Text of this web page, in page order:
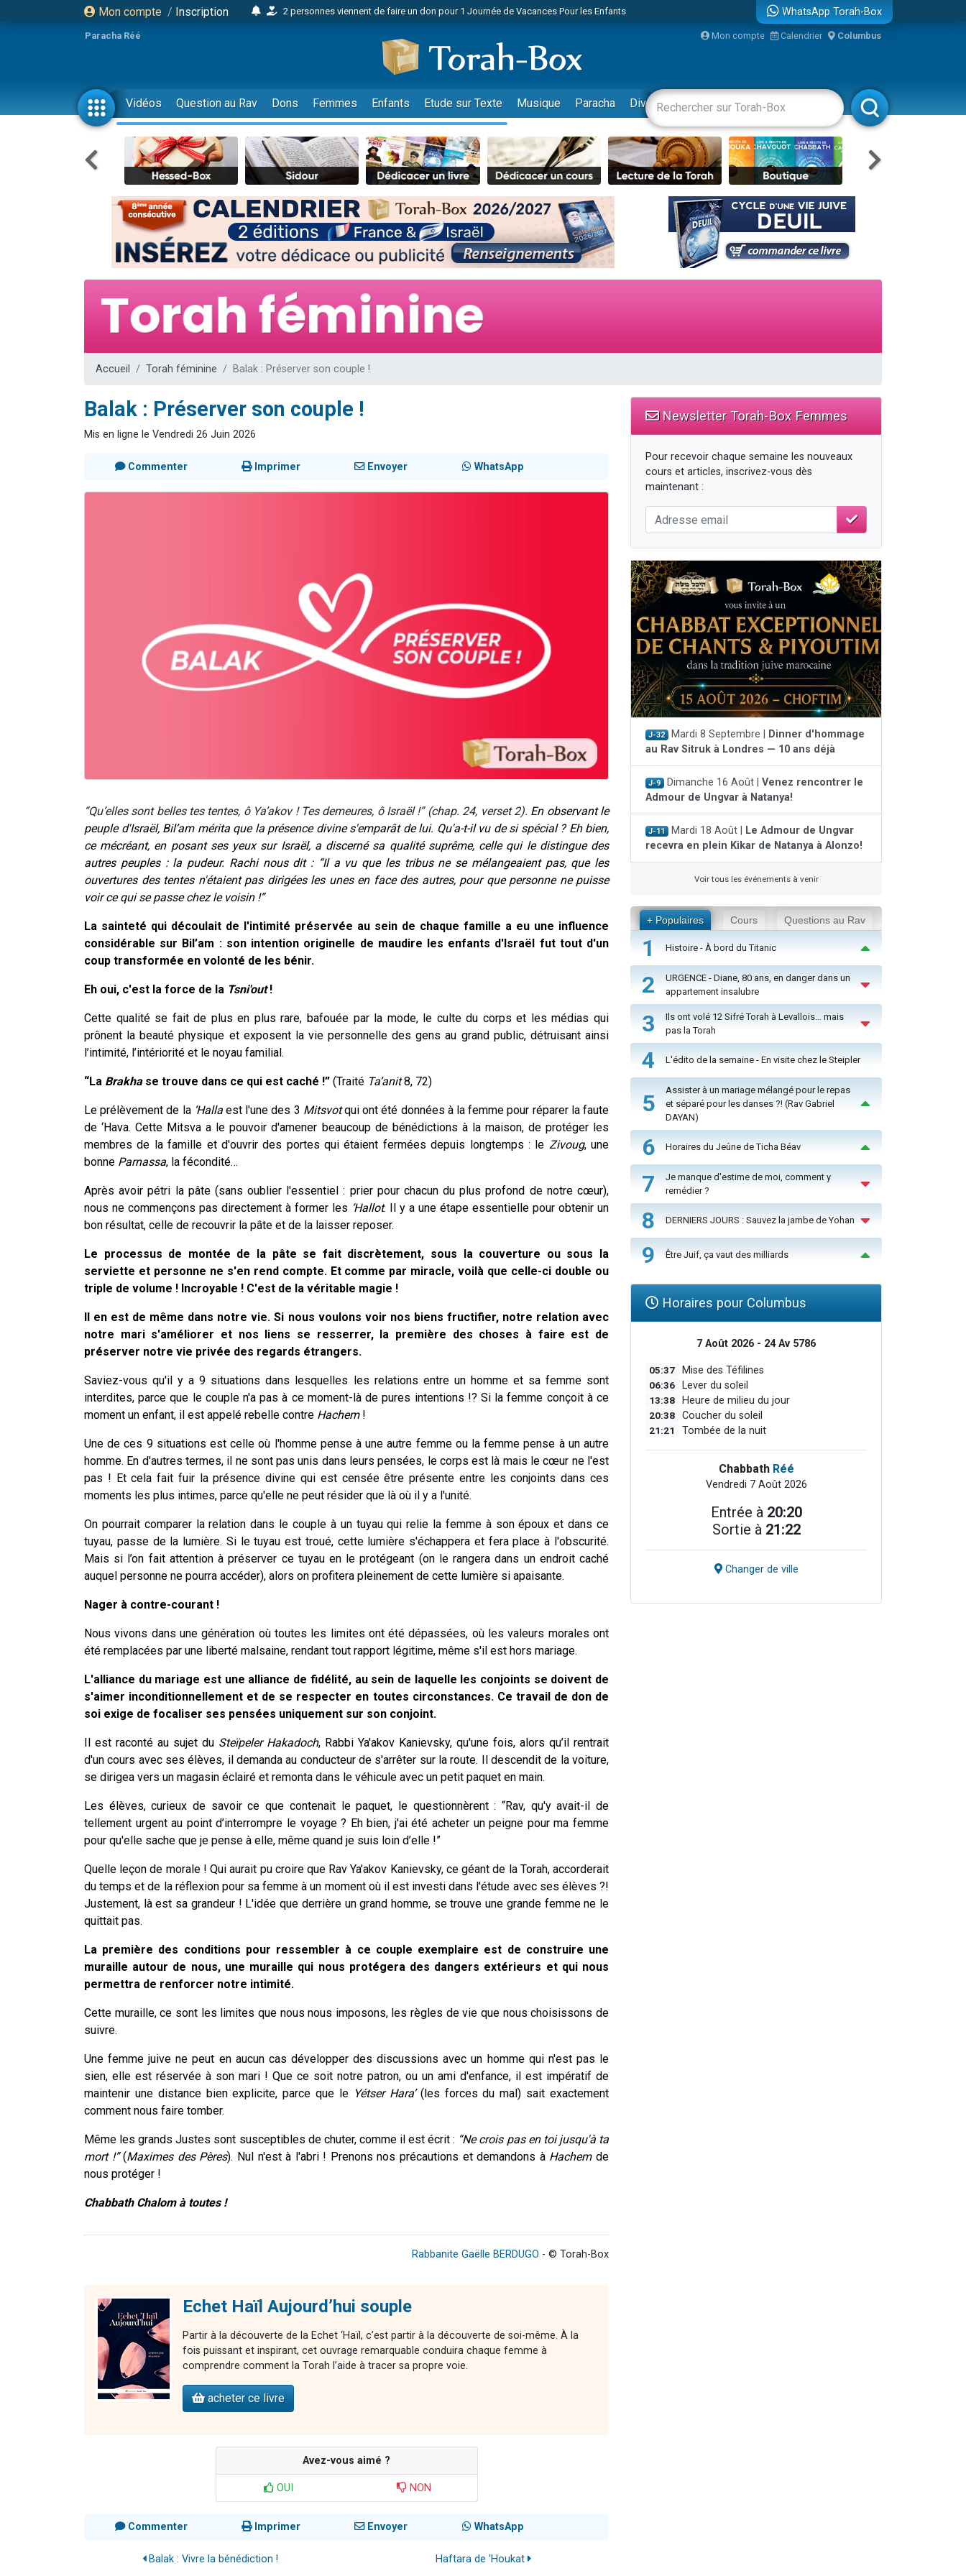
Mon compte / Inscription
2 personnes viennent de faire un don pour 1 Journée de Vacances Pour les Enfants
4 personnes viennent de nous rejoindre sur WhatsApp
Il reste 49 places pour étudier en groupe sur Zoom
23 personnes viennent de faire un don pour Diane, 80 ans, dans un appartement insalubre
Eva vient de donner son Maasser
4 personnes viennent de nous rejoindre sur WhatsApp
3 personnes viennent de nous rejoindre sur WhatsApp
3 personnes viennent de faire un don pour 5 jours de vacances aux Orphelins
Odaya vient de donner son Maasser
2 personnes viennent de nous rejoindre sur WhatsApp
13 personnes viennent de demander une bénédiction
12 nouvelles musiques dans Torah-Box Music
30 personnes viennent de faire un don pour Sauvez la jambe de Yohan
Il reste 49 places pour étudier en groupe sur Zoom
3 personnes viennent de nous rejoindre sur WhatsApp
2 personnes viennent de nous rejoindre sur WhatsApp
3 personnes viennent de nous rejoindre sur WhatsApp
2 nouvelles musiques dans Torah-Box Music
4 personnes viennent de faire un don pour Reloger Rivka, 6 enfants, victime de violences...
WhatsApp Torah-Box
Paracha Réé Mon compte Calendrier Columbus
Vidéos Question au Rav Dons Femmes Enfants Etude sur Texte Musique Paracha Divertissements Livres Rabbanim
Accueil Torah féminine Balak : Préserver son couple !
Balak : Préserver son couple !
Mis en ligne le Vendredi 26 Juin 2026
Commenter Imprimer Envoyer WhatsApp
“Qu’elles sont belles tes tentes, ô Ya’akov ! Tes demeures, ô Israël !” (chap. 24, verset 2). En observant le
peuple d'Israël, Bil’am mérita que la présence divine s'emparât de lui. Qu'a-t-il vu de si spécial ? Eh bien,
ce mécréant, en posant ses yeux sur Israël, a discerné sa qualité suprême, celle qui le distingue des
autres peuples : la pudeur. Rachi nous dit : “Il a vu que les tribus ne se mélangeaient pas, que les
ouvertures des tentes n'étaient pas dirigées les unes en face des autres, pour que personne ne puisse
voir ce qui se passe chez le voisin !”
La sainteté qui découlait de l'intimité préservée au sein de chaque famille a eu une influence
considérable sur Bil’am : son intention originelle de maudire les enfants d'Israël fut tout d'un
coup transformée en volonté de les bénir.
Eh oui, c'est la force de la Tsni'out!
Cette qualité se fait de plus en plus rare, bafouée par la mode, le culte du corps et les médias qui
prônent la beauté physique et exposent la vie personnelle des gens au grand public, détruisant ainsi
l’intimité, l’intériorité et le noyau familial.
“La Brakhase trouve dans ce qui est caché !” (Traité Ta’anit8, 72)
Le prélèvement de la ‘Hallaest l'une des 3 Mitsvotqui ont été données à la femme pour réparer la faute
de ‘Hava. Cette Mitsva a le pouvoir d'amener beaucoup de bénédictions à la maison, de protéger les
membres de la famille et d'ouvrir des portes qui étaient fermées depuis longtemps : le Zivoug, une
bonne Parnassa, la fécondité…
Après avoir pétri la pâte (sans oublier l'essentiel : prier pour chacun du plus profond de notre cœur),
nous ne commençons pas directement à former les ‘Hallot. Il y a une étape essentielle pour obtenir un
bon résultat, celle de recouvrir la pâte et de la laisser reposer.
Le processus de montée de la pâte se fait discrètement, sous la couverture ou sous la
serviette et personne ne s'en rend compte. Et comme par miracle, voilà que celle-ci double ou
triple de volume ! Incroyable ! C'est de la véritable magie !
Il en est de même dans notre vie.Si nous voulons voir nos biens fructifier, notre relation avec
notre mari s'améliorer et nos liens se resserrer, la première des choses à faire est de
préserver notre vie privée des regards étrangers.
Saviez-vous qu'il y a 9 situations dans lesquelles les relations entre un homme et sa femme sont
interdites, parce que le couple n'a pas à ce moment-là de pures intentions !? Si la femme conçoit à ce
moment un enfant, il est appelé rebelle contre Hachem !
Une de ces 9 situations est celle où l'homme pense à une autre femme ou la femme pense à un autre
homme. En d'autres termes, il ne sont pas unis dans leurs pensées, le corps est là mais le cœur ne l'est
pas ! Et cela fait fuir la présence divine qui est censée être présente entre les conjoints dans ces
moments les plus intimes, parce qu'elle ne peut résider que là où il y a l'unité.
On pourrait comparer la relation dans le couple à un tuyau qui relie la femme à son époux et dans ce
tuyau, passe de la lumière. Si le tuyau est troué, cette lumière s'échappera et fera place à l'obscurité.
Mais si l’on fait attention à préserver ce tuyau en le protégeant (on le rangera dans un endroit caché
auquel personne ne pourra accéder), alors on profitera pleinement de cette lumière si apaisante.
Nager à contre-courant !
Nous vivons dans une génération où toutes les limites ont été dépassées, où les valeurs morales ont
été remplacées par une liberté malsaine, rendant tout rapport légitime, même s'il est hors mariage.
L'alliance du mariage est une alliance de fidélité, au sein de laquelle les conjoints se doivent de
s'aimer inconditionnellement et de se respecter en toutes circonstances. Ce travail de don de
soi exige de focaliser ses pensées uniquement sur son conjoint.
Il est raconté au sujet du Steïpeler Hakadoch, Rabbi Ya'akov Kanievsky, qu'une fois, alors qu’il rentrait
d'un cours avec ses élèves, il demanda au conducteur de s'arrêter sur la route. Il descendit de la voiture,
se dirigea vers un magasin éclairé et remonta dans le véhicule avec un petit paquet en main.
Les élèves, curieux de savoir ce que contenait le paquet, le questionnèrent : “Rav, qu'y avait-il de
tellement urgent au point d’interrompre le voyage ? Eh bien, j'ai été acheter un peigne pour ma femme
pour qu'elle sache que je pense à elle, même quand je suis loin d’elle !”
Quelle leçon de morale ! Qui aurait pu croire que Rav Ya’akov Kanievsky, ce géant de la Torah, accorderait
du temps et de la réflexion pour sa femme à un moment où il est investi dans l'étude avec ses élèves ?!
Justement, là est sa grandeur ! L'idée que derrière un grand homme, se trouve une grande femme ne le
quittait pas.
La première des conditions pour ressembler à ce couple exemplaire est de construire une
muraille autour de nous, une muraille qui nous protégera des dangers extérieurs et qui nous
permettra de renforcer notre intimité.
Cette muraille, ce sont les limites que nous nous imposons, les règles de vie que nous choisissons de
suivre.
Une femme juive ne peut en aucun cas développer des discussions avec un homme qui n'est pas le
sien, elle est réservée à son mari ! Que ce soit notre patron, ou un ami d'enfance, il est impératif de
maintenir une distance bien explicite, parce que le Yétser Hara’ (les forces du mal) sait exactement
comment nous faire tomber.
Même les grands Justes sont susceptibles de chuter, comme il est écrit : “Ne crois pas en toi jusqu'à ta
mort !”(Maximes des Pères). Nul n'est à l'abri ! Prenons nos précautions et demandons à Hachemde
nous protéger !
Chabbath Chalom à toutes !
Rabbanite Gaëlle BERDUGO - © Torah-Box
Echet Haïl Aujourd’hui souple
Partir à la découverte de la Echet ‘Haïl, c’est partir à la découverte de soi-même. À la
fois puissant et inspirant, cet ouvrage remarquable conduira chaque femme à
comprendre comment la Torah l’aide à tracer sa propre voie.
acheter ce livre
Avez-vous aimé ?
OUI NON
Commenter Imprimer Envoyer WhatsApp
Balak : Vivre la bénédiction ! Haftara de 'Houkat
Newsletter Torah-Box Femmes
Pour recevoir chaque semaine les nouveaux
cours et articles, inscrivez-vous dès
maintenant :
J-32 Mardi 8 Septembre |
Dinner d'hommage
au Rav Sitruk à Londres — 10 ans déjà
J-9 Dimanche 16 Août | Venez rencontrer le
Admour de Ungvar à Natanya!
J-11 Mardi 18 Août |
Le Admour de Ungvar
recevra en plein Kikar de Natanya à Alonzo!
Voir tous les événements à venir
+ Populaires Cours Questions au Rav
1 Histoire - À bord du Titanic
2
URGENCE - Diane, 80 ans, en danger dans un
appartement insalubre
3
Ils ont volé 12 Sifré Torah à Levallois… mais
pas la Torah
4 L'édito de la semaine - En visite chez le Steipler
5
Assister à un mariage mélangé pour le repas
et séparé pour les danses ?! (Rav Gabriel
DAYAN)
6 Horaires du Jeûne de Ticha Béav
7
Je manque d'estime de moi, comment y
remédier ?
8 DERNIERS JOURS : Sauvez la jambe de Yohan
9 Être Juif, ça vaut des milliards
Horaires pour Columbus
7 Août 2026 - 24 Av 5786
05:37 Mise des Téfilines
06:36 Lever du soleil
13:38 Heure de milieu du jour
20:38 Coucher du soleil
21:21 Tombée de la nuit
Chabbath Réé
Vendredi 7 Août 2026
Entrée à 20:20
Sortie à 21:22
Changer de ville